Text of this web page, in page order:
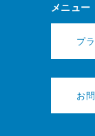
メニュー
プ
お